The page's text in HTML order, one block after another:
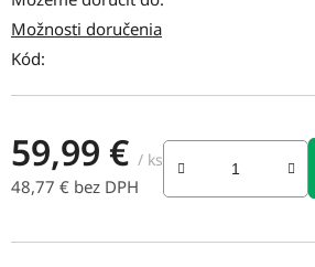
Možnosti doručenia
Kód:
59,99 € / ks
48,77 € bez DPH